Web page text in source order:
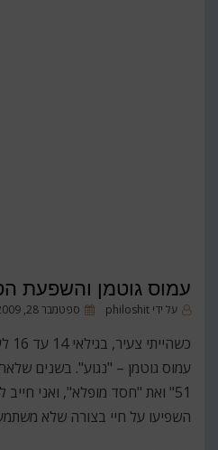
עמוס גוטמן והשפעת
על ידי philoshit
פורסםספטמבר 28, 2009
עמוס גוטמן – "נגוע". בשנים
51" ואת "חסד מופלא", ואני
השפיעו על חיי בצורה שלא